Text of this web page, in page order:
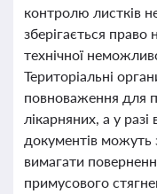
контролю листків
зберігається право
технічної
Територіальні
повноваження для
лікарняних, а у
документів можуть
вимагати
примусового